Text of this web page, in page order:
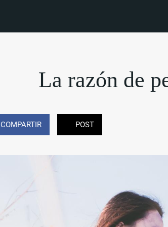
La razón de
COMPARTIR POST